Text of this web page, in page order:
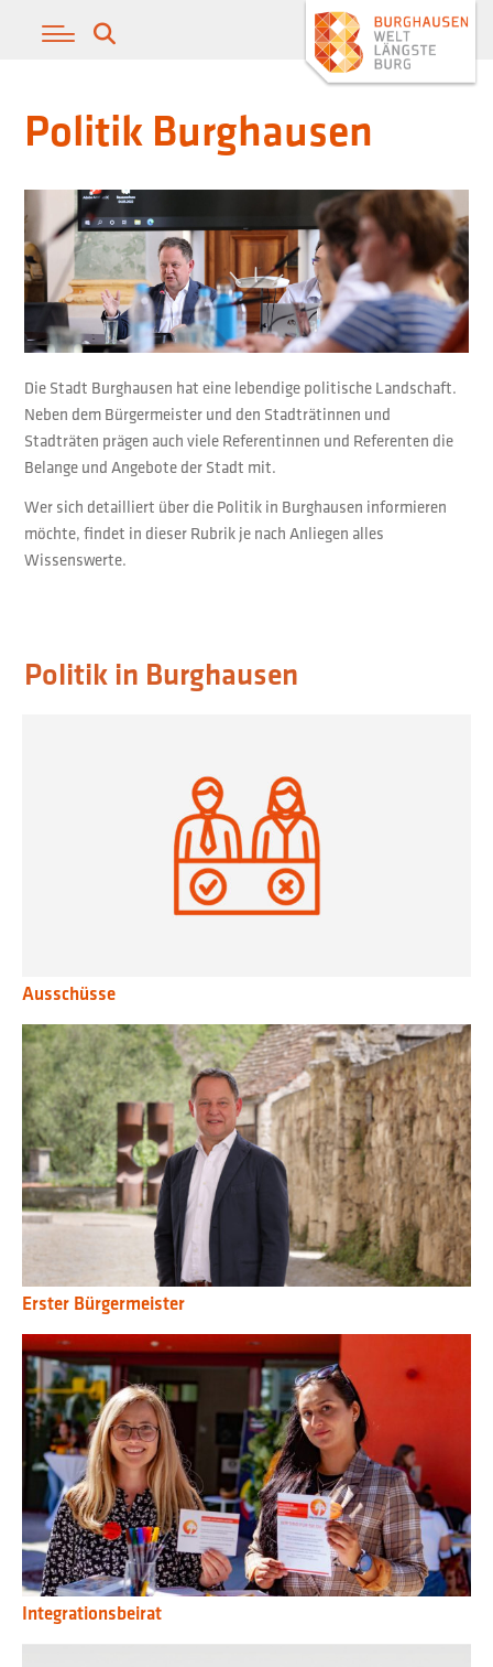
Politik Burghausen
Die Stadt Burghausen hat eine lebendige politische Landschaft.
Neben dem Bürgermeister und den Stadträtinnen und
Stadträten prägen auch viele Referentinnen und Referenten die
Belange und Angebote der Stadt mit.
Wer sich detailliert über die Politik in Burghausen informieren
möchte, findet in dieser Rubrik je nach Anliegen alles
Wissenswerte.
Politik in Burghausen
Ausschüsse
Erster Bürgermeister
Integrationsbeirat